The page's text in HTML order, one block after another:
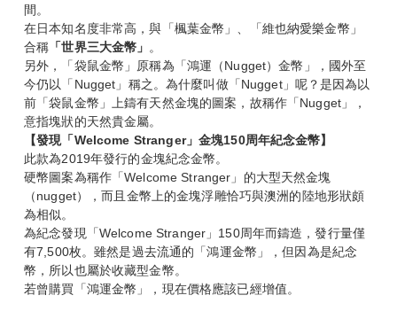
間。
在日本知名度非常高，與「楓葉金幣」、「維也納愛樂金幣」
合稱 「世界三大金幣」 。
另外，「袋鼠金幣」原稱為「鴻運（Nugget）金幣」，國外至
今仍以「Nugget」稱之。為什麼叫做「Nugget」呢？是因為以
前「袋鼠金幣」上鑄有天然金塊的圖案，故稱作「Nugget」，
意指塊狀的天然貴金屬。
【發現「Welcome Stranger」金塊150周年紀念金幣】
此款為2019年發行的金塊紀念金幣。
硬幣圖案為稱作「Welcome Stranger」的大型天然金塊
（nugget），而且金幣上的金塊浮雕恰巧與澳洲的陸地形狀頗
為相似。
為紀念發現「Welcome Stranger」150周年而鑄造，發行量僅
有7,500枚。雖然是過去流通的「鴻運金幣」，但因為是紀念
幣，所以也屬於收藏型金幣。
若曾購買「鴻運金幣」，現在價格應該已經增值。